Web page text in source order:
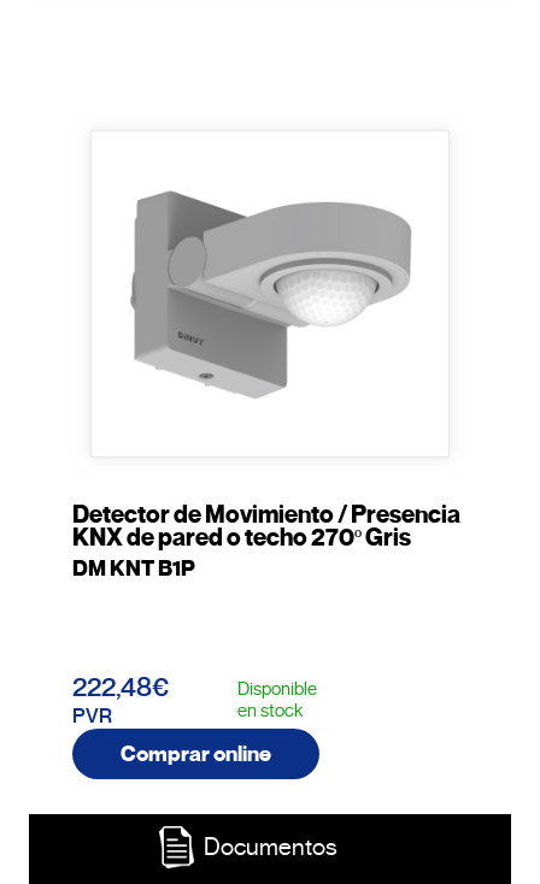
Detector de Movimiento / Presencia
KNX de pared o techo 270º Gris
DM KNT B1P
222,48€
PVR
Disponible
en stock
Comprar online
Documentos